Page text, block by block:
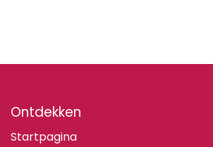
Ontdekken
Startpagina